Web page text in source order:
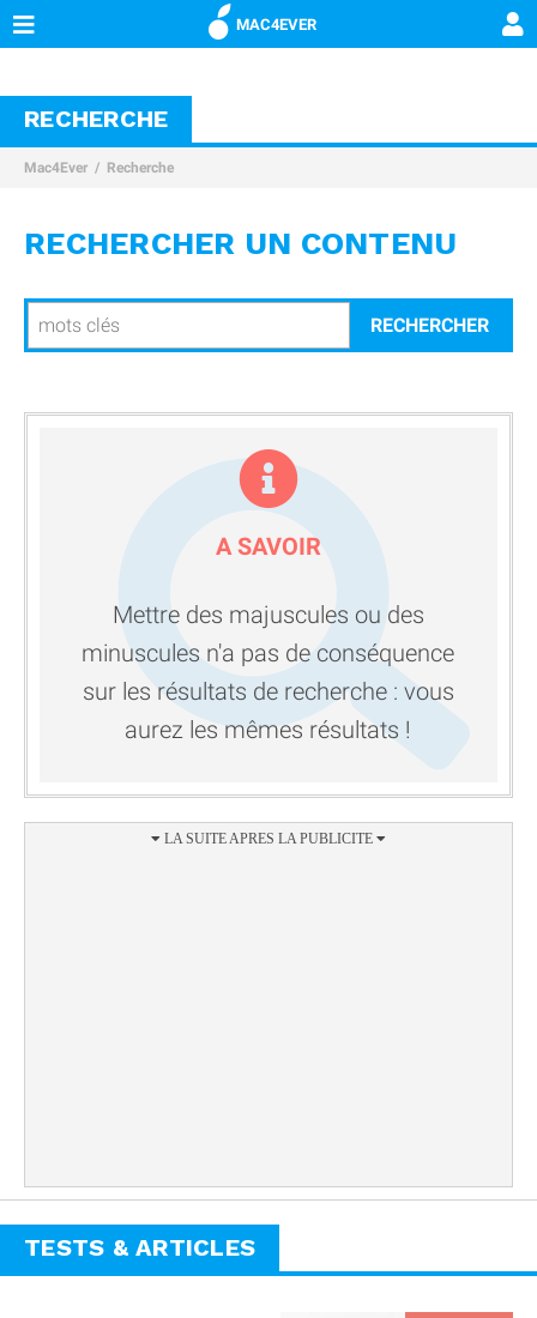
MAC4EVER
RECHERCHE
Mac4Ever Recherche
RECHERCHER UN CONTENU
A SAVOIR
Mettre des majuscules ou des
minuscules n'a pas de conséquence
sur les résultats de recherche : vous
aurez les mêmes résultats !
TESTS & ARTICLES